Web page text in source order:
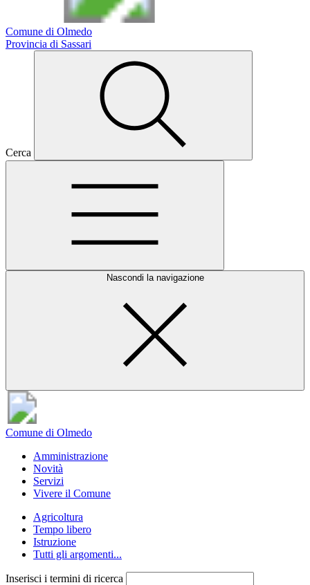
Comune di Olmedo
Provincia di Sassari
Cerca
Nascondi la navigazione
Comune di Olmedo
Amministrazione
Novità
Servizi
Vivere il Comune
Agricoltura
Tempo libero
Istruzione
Tutti gli argomenti...
Inserisci i termini di ricerca